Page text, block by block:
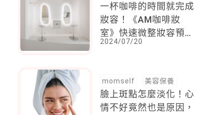
一杯咖啡的時間就完成
妝容！《AM咖啡妝
室》快速微整妝容預
約，只要點一杯咖啡，
2024/07/20
momself 美容保養
臉上斑點怎麼淡化！心
情不好竟然也是原因，